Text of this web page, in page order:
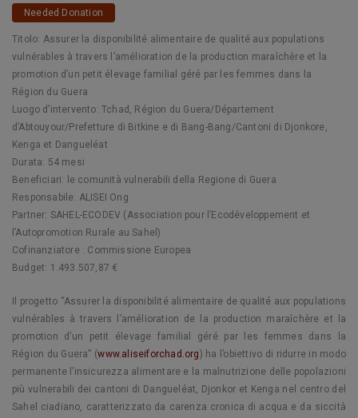
Needed Donation
Titolo: Assurer la disponibilité alimentaire de qualité aux populations
vulnérables à travers l’amélioration de la production maraîchère et la
promotion d’un petit élevage familial géré par les femmes dans la
Région du Guera
Luogo d’intervento: Tchad, Région du Guera/Département
d’Abtouyour/Prefetture di Bitkine e di Bang-Bang/Cantoni di Djonkore,
Kenga et Dangueléat
Durata: 54 mesi
Beneficiari: le comunità vulnerabili della Regione di Guera
Responsabile: ALISEI Ong
Partner: SAHEL-ECODEV (Association pour l’Ecodéveloppement et
l’Autopromotion Rurale au Sahel)
Cofinanziatore : Commissione Europea
Budget: 1.493.507,87 €
Il progetto “Assurer la disponibilité alimentaire de qualité aux populations
vulnérables à travers l’amélioration de la production maraîchère et la
promotion d’un petit élevage familial géré par les femmes dans la
Région du Guera” (www.aliseiforchad.org ) ha l’obiettivo di ridurre in modo
permanente l’insicurezza alimentare e la malnutrizione delle popolazioni
più vulnerabili dei cantoni di Dangueléat, Djonkor et Kenga nel centro del
Sahel ciadiano, caratterizzato da carenza cronica di acqua e da siccità